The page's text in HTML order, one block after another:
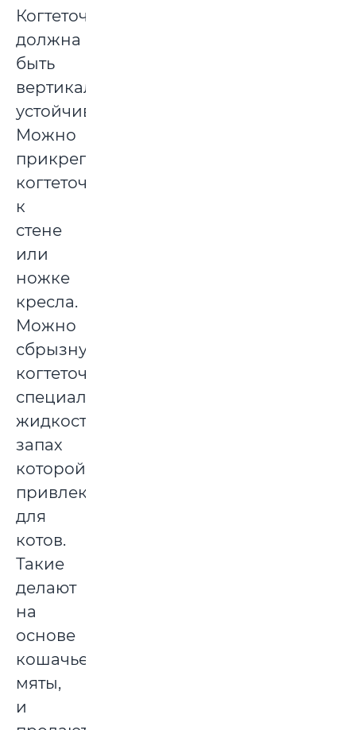
Когтеточка
должна
быть
вертикальной,
устойчивой.
Можно
прикрепить
когтеточку
к
стене
или
ножке
кресла.
Можно
сбрызнуть
когтеточку
специальной
жидкостью,
запах
которой
привлекателен
для
котов.
Такие
делают
на
основе
кошачьей
мяты,
и